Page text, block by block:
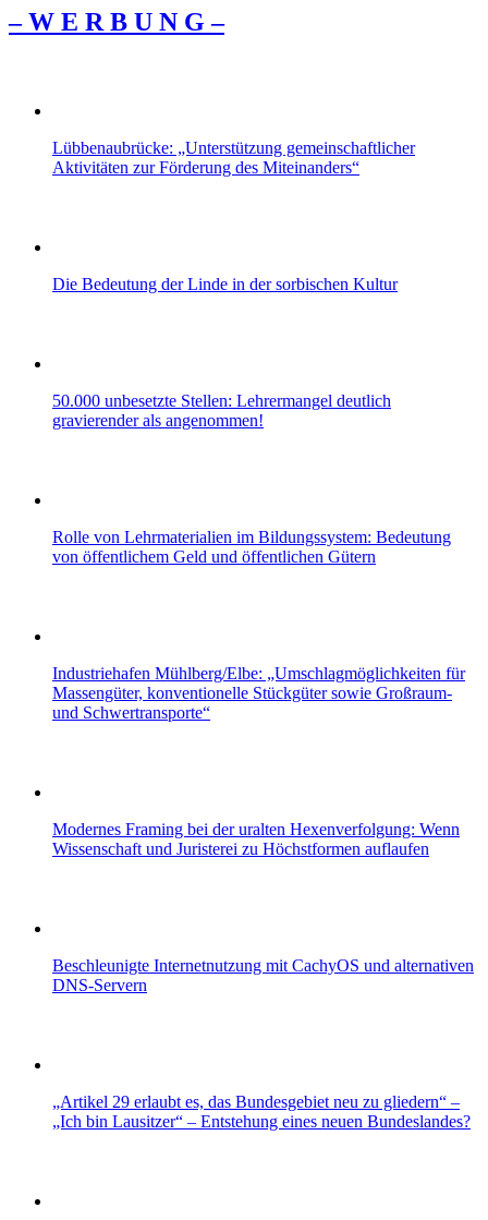
– W Ε R Β U Ν G –
Lübbenaubrücke: „Unterstützung gemeinschaftlicher
Aktivitäten zur Förderung des Miteinanders“
Die Bedeutung der Linde in der sorbischen Kultur
50.000 unbesetzte Stellen: Lehrermangel deutlich
gravierender als angenommen!
Rolle von Lehrmaterialien im Bildungssystem: Bedeutung
von öffentlichem Geld und öffentlichen Gütern
Industriehafen Mühlberg/Elbe: „Umschlagmöglichkeiten für
Massengüter, konventionelle Stückgüter sowie Großraum-
und Schwertransporte“
Modernes Framing bei der uralten Hexenverfolgung: Wenn
Wissenschaft und Juristerei zu Höchstformen auflaufen
Beschleunigte Internetnutzung mit CachyOS und alternativen
DNS-Servern
„Artikel 29 erlaubt es, das Bundesgebiet neu zu gliedern“ –
„Ich bin Lausitzer“ – Entstehung eines neuen Bundeslandes?